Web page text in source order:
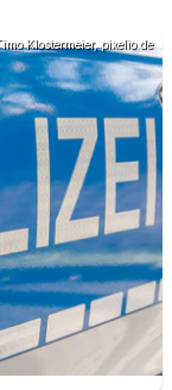
Klostermeier, pixelio.de